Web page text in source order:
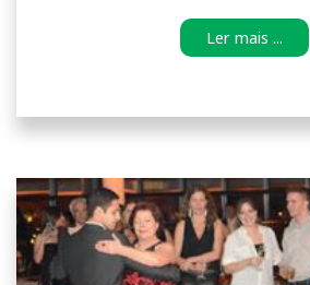
Ler mais ...